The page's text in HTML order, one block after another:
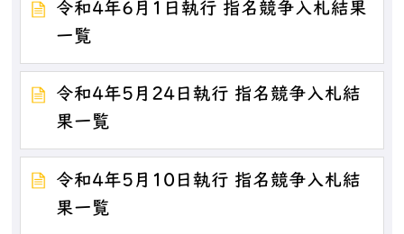
令和4年6月1日執行 指名競争入札結果
一覧
令和4年5月24日執行 指名競争入札結
果一覧
令和4年5月10日執行 指名競争入札結
果一覧